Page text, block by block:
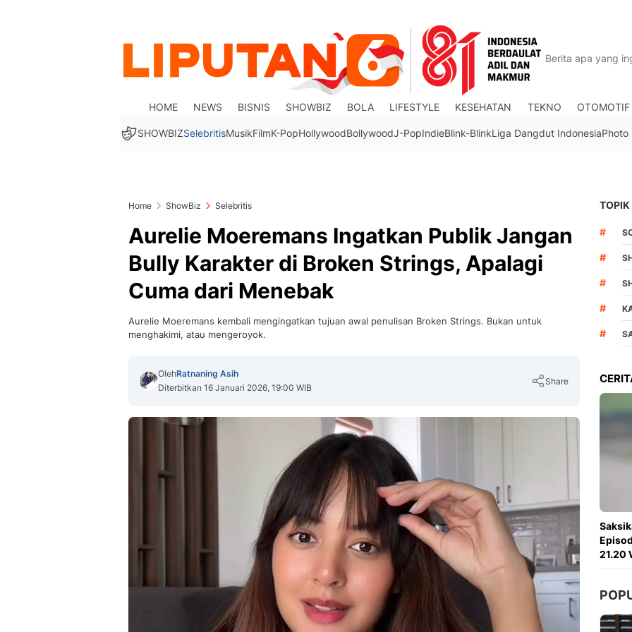
HOME NEWS BISNIS SHOWBIZ BOLA LIFESTYLE KESEHATAN TEKNO OTOMOTIF
SHOWBIZSelebritisMusikFilmK-PopHollywoodBollywoodJ-PopIndieBlink-BlinkLiga Dangdut IndonesiaPhoto
Home ShowBiz Selebritis
Aurelie Moeremans Ingatkan Publik Jangan
Bully Karakter di Broken Strings, Apalagi
Cuma dari Menebak
Aurelie Moeremans kembali mengingatkan tujuan awal penulisan Broken Strings. Bukan untuk
menghakimi, atau mengeroyok.
OlehRatnaning Asih
Diterbitkan 16 Januari 2026, 19:00 WIB
Share
TOPIK
#
#
#
#
#
21.20